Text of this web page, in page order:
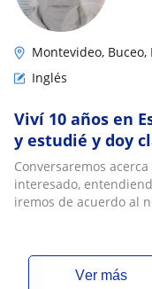
Montevideo, Buceo,
Inglés
Viví 10 años en
y estudié y doy
del Inglés de
técnico, en el
Conversaremos
interesado,
iremos de acuerdo al
ver más